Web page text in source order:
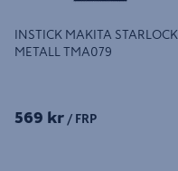
INSTICK MAKITA STARLOCK
METALL TMA079
569 kr / FRP